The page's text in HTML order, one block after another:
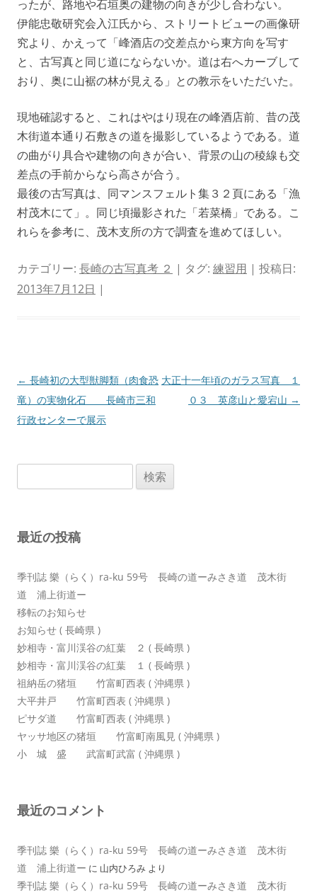
ったが、路地や石垣奥の建物の向きが少し合わない。
伊能忠敬研究会入江氏から、ストリートビューの画像研
究より、かえって「峰酒店の交差点から東方向を写す
と、古写真と同じ道にならないか。道は右へカーブして
おり、奥に山裾の林が見える」との教示をいただいた。
現地確認すると、これはやはり現在の峰酒店前、昔の茂
木街道本通り石敷きの道を撮影しているようである。道
の曲がり具合や建物の向きが合い、背景の山の稜線も交
差点の手前からなら高さが合う。
最後の古写真は、同マンスフェルト集３２頁にある「漁
村茂木にて」。同じ頃撮影された「若菜橋」である。こ
れらを参考に、茂木支所の方で調査を進めてほしい。
カテゴリー: 長崎の古写真考 ２ | タグ: 練習用 | 投稿日:
2013年7月12日 |
投
稿
ナ
ン
← 長崎初の大型獣脚類（肉食恐
竜）の実物化石 長崎市三和
行政センターで展示
大正十一年頃のガラス写真 １
０３ 英彦山と愛宕山 →
索:
最近の投稿
季刊誌 樂（らく）ra-ku 59号 長崎の道ーみさき道 茂木街
道 浦上街道ー
移転のお知らせ
お知らせ ( 長崎県 )
妙相寺・富川渓谷の紅葉 ２ ( 長崎県 )
妙相寺・富川渓谷の紅葉 １ ( 長崎県 )
祖納岳の猪垣 竹富町西表 ( 沖縄県 )
大平井戸 竹富町西表 ( 沖縄県 )
ピサダ道 竹富町西表 ( 沖縄県 )
ヤッサ地区の猪垣 竹富町南風見 ( 沖縄県 )
小 城 盛 武富町武富 ( 沖縄県 )
最近のコメント
季刊誌 樂（らく）ra-ku 59号 長崎の道ーみさき道 茂木街
道 浦上街道ー に 山内ひろみ より
季刊誌 樂（らく）ra-ku 59号 長崎の道ーみさき道 茂木街